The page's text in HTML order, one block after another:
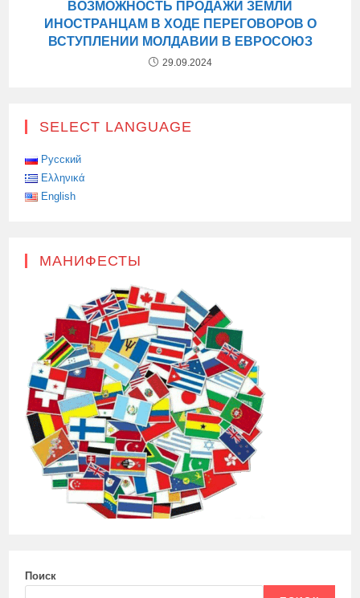
ВОЗМОЖНОСТЬ ПРОДАЖИ ЗЕМЛИ
ИНОСТРАНЦАМ В ХОДЕ ПЕРЕГОВОРОВ О
ВСТУПЛЕНИИ МОЛДАВИИ В ЕВРОСОЮЗ
29.09.2024
SELECT LANGUAGE
Русский
Ελληνικά
English
МАНИФЕСТЫ
Поиск